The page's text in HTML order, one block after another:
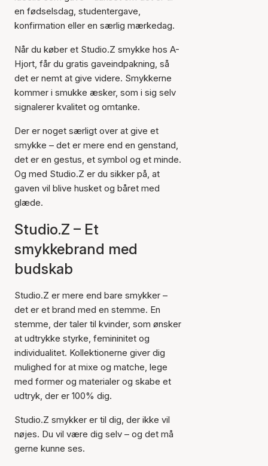
en fødselsdag, studentergave,
konfirmation eller en særlig mærkedag.
Når du køber et Studio.Z smykke hos A-
Hjort, får du gratis gaveindpakning, så
det er nemt at give videre. Smykkerne
kommer i smukke æsker, som i sig selv
signalerer kvalitet og omtanke.
Der er noget særligt over at give et
smykke – det er mere end en genstand,
det er en gestus, et symbol og et minde.
Og med Studio.Z er du sikker på, at
gaven vil blive husket og båret med
glæde.
Studio.Z – Et
smykkebrand med
budskab
Studio.Z er mere end bare smykker –
det er et brand med en stemme. En
stemme, der taler til kvinder, som ønsker
at udtrykke styrke, femininitet og
individualitet. Kollektionerne giver dig
mulighed for at mixe og matche, lege
med former og materialer og skabe et
udtryk, der er 100% dig.
Studio.Z smykker er til dig, der ikke vil
nøjes. Du vil være dig selv – og det må
gerne kunne ses.